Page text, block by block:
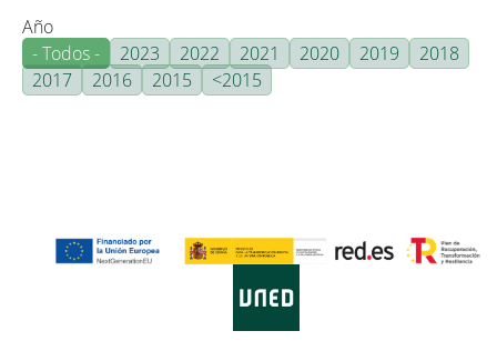
Año
- Todos -
2023 2022 2021 2020 2019
2018
2017
2016 2015 <2015